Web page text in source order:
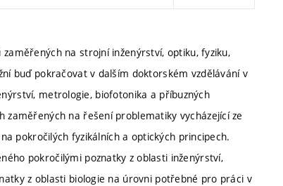
na strojní inženýrství, optiku, fyziku,
buď pokračovat v dalším doktorském vzdělávání v
metrologie, biofotonika a příbuzných
na řešení problematiky vycházející ze
pokročilých fyzikálních a optických principech.
pokročilými poznatky z oblasti inženýrství,
z oblasti biologie na úrovni potřebné pro práci v